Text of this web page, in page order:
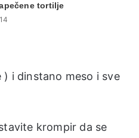
tortilje
i dinstano meso i sve
krompir da se